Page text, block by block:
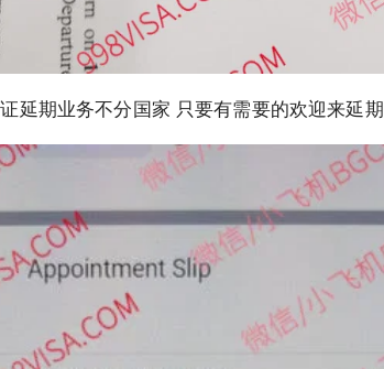
延期业务不分国家 只要有需要的欢迎来延期